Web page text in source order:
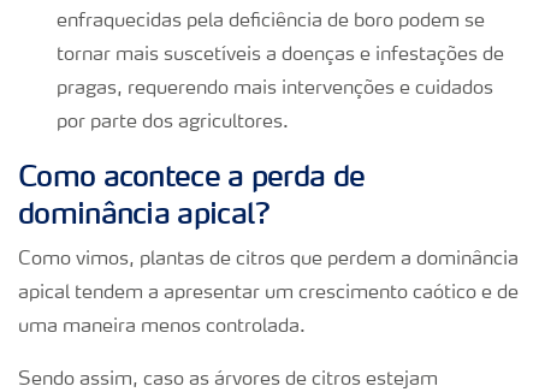
enfraquecidas pela deficiência de boro podem se
tornar mais suscetíveis a doenças e infestações de
pragas, requerendo mais intervenções e cuidados
por parte dos agricultores.
Como acontece a perda de
dominância apical?
Como vimos, plantas de citros que perdem a dominância
apical tendem a apresentar um crescimento caótico e de
uma maneira menos controlada.
Sendo assim, caso as árvores de citros estejam